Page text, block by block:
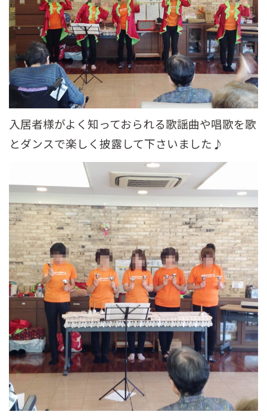
入居者様がよく知っておられる歌謡曲や唱歌を歌
とダンスで楽しく披露して下さいました♪